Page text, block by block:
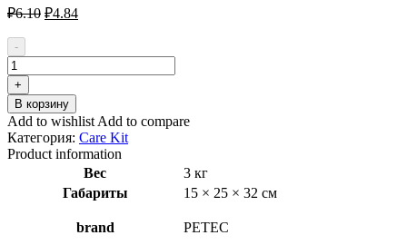
₽6.10 Первоначальная
₽6.10.
₽4.84
-
Количество
товара
PETEC
94435
Grease
+
В корзину
Add to wishlist Add to compare
Категория: Care Kit
Product information
Вес
3 кг
Габариты
15 × 25 × 32 см
brand PETEC